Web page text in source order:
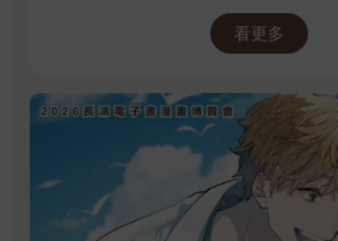
看更多